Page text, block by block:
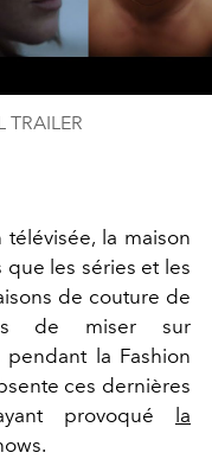
TRAILER
la maison
les séries et les
de couture de
de miser sur
la Fashion
ces dernières
provoqué
la